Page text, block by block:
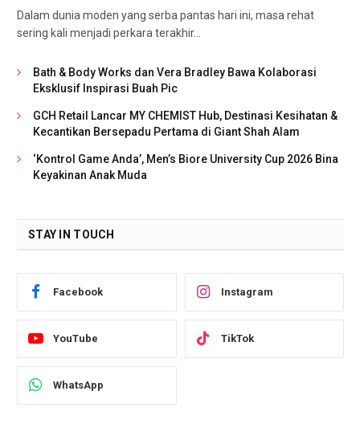
Dalam dunia moden yang serba pantas hari ini, masa rehat
sering kali menjadi perkara terakhir…
Bath & Body Works dan Vera Bradley Bawa Kolaborasi
Eksklusif Inspirasi Buah Pic
GCH Retail Lancar MY CHEMIST Hub, Destinasi Kesihatan &
Kecantikan Bersepadu Pertama di Giant Shah Alam
‘Kontrol Game Anda’, Men’s Biore University Cup 2026 Bina
Keyakinan Anak Muda
STAY IN TOUCH
Facebook Instagram
YouTube TikTok
WhatsApp